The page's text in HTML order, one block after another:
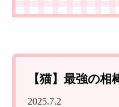
【猫】最強の相
2025.7.2